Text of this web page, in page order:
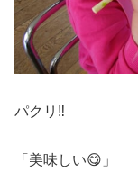
パクリ‼
「美味しい😋」